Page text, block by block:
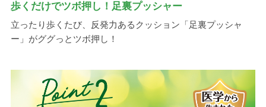
歩くだけでツボ押し！足裏プッシャー
立ったり歩くたび、反発力あるクッション「足裏プッシャ
ー」がググっとツボ押し！